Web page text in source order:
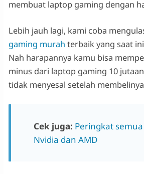
membuat laptop gaming dengan
Lebih jauh lagi, kami coba
gaming murah terbaik yang saat
Nah harapannya kamu bisa
minus dari laptop gaming 10
tidak menyesal setelah
Cek juga: Peringkat
Nvidia dan AMD